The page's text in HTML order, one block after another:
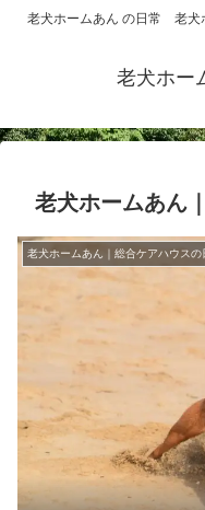
老犬ホームあん の日常 老犬
老犬ホー
老犬ホームあん
老犬ホームあん｜総合ケアハウスの